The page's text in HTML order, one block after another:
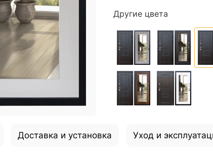
Другие цвета
Доставка и установка Уход и